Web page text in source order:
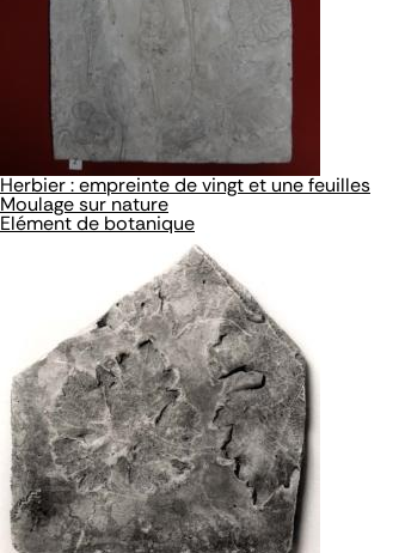
Herbier : empreinte de vingt et une feuilles
Moulage sur nature
Elément de botanique